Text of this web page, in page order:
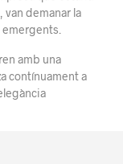
van demanar la
amb una
contínuament a